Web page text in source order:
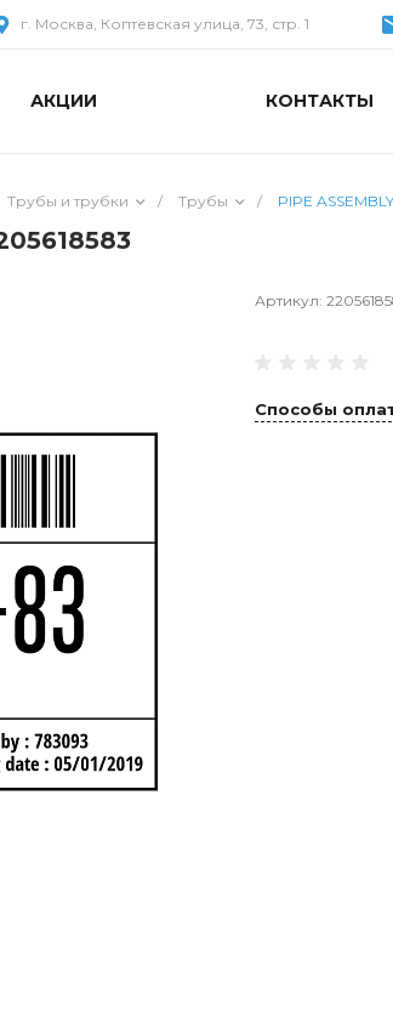
г. Москва, Коптевская улица, 73, стр. 1
АКЦИИ КОНТАКТЫ
Трубы и трубки / Трубы / PIPE
Артикул:
Способы